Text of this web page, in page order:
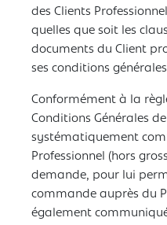
des Clients
quelles que soit les
documents du Client
ses conditions
Conformément à la
Conditions Générales
systématiquement
Professionnel (hors
demande, pour lui
commande auprès du
également